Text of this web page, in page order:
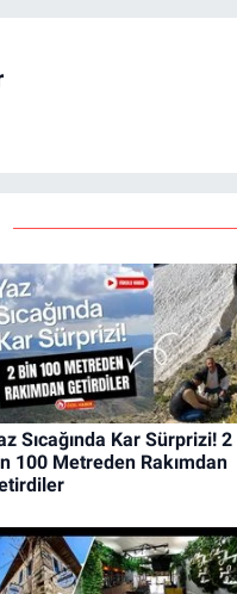
Sıcağında Kar Sürprizi! 2
100 Metreden Rakımdan